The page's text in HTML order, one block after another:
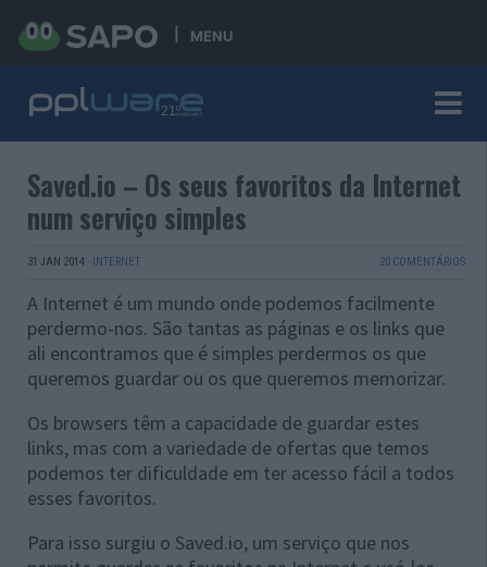
MENU
Saved.io – Os seus favoritos da Internet
num serviço simples
31 JAN 2014 · INTERNET 20 COMENTÁRIOS
A Internet é um mundo onde podemos facilmente
perdermo-nos. São tantas as páginas e os links que
ali encontramos que é simples perdermos os que
queremos guardar ou os que queremos memorizar.
Os browsers têm a capacidade de guardar estes
links, mas com a variedade de ofertas que temos
podemos ter dificuldade em ter acesso fácil a todos
esses favoritos.
Para isso surgiu o Saved.io, um serviço que nos